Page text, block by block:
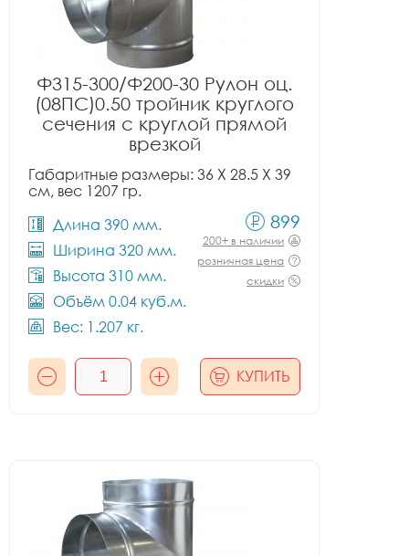
Ф315-300/Ф200-30 Рулон оц.
(08ПС)0.50 тройник круглого
сечения с круглой прямой
врезкой
Габаритные размеры: 36 X 28.5 X 39
см, вес 1207 гр.
Длина 390 мм.
Ширина 320 мм.
Высота 310 мм.
Объём 0.04 куб.м.
Вес: 1.207 кг.
899
200+ в наличии
розничная цена
скидки
КУПИТЬ